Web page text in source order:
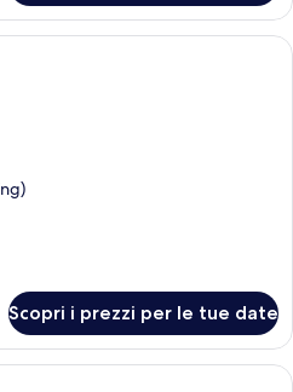
Un'area pranzo moderna con un
Scopri i prezzi per le tue date
Un'area pranzo moderna con un